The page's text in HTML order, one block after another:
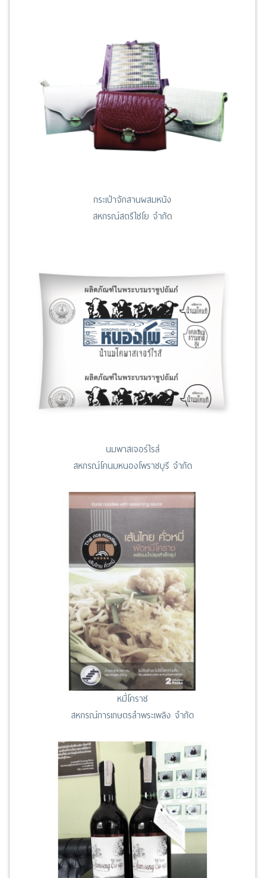
กระเป๋าจักสานผสมหนัง
สหกรณ์สตรีไชโย จำกัด
นมพาสเจอร์ไรส์
สหกรณ์โคนมหนองโพราชบุรี จำกัด
หมี่โคราช
สหกรณ์การเกษตรลำพระเพลิง จำกัด